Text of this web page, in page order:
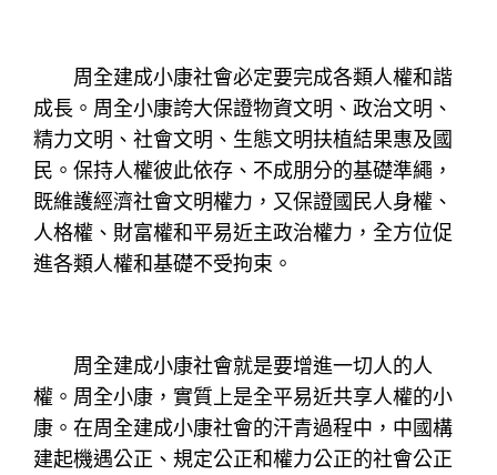
周全建成小康社會必定要完成各類人權和諧
成長。周全小康誇大保證物資文明、政治文明、
精力文明、社會文明、生態文明扶植結果惠及國
民。保持人權彼此依存、不成朋分的基礎準繩，
既維護經濟社會文明權力，又保證國民人身權、
人格權、財富權和平易近主政治權力，全方位促
進各類人權和基礎不受拘束。
周全建成小康社會就是要增進一切人的人
權。周全小康，實質上是全平易近共享人權的小
康。在周全建成小康社會的汗青過程中，中國構
建起機遇公正、規定公正和權力公正的社會公正